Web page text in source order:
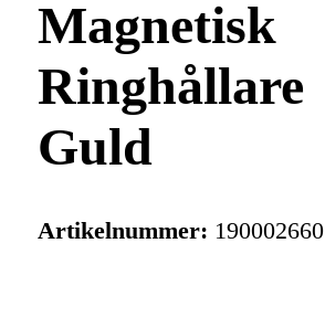
Magnetisk
Ringhållare
Guld
Artikelnummer: 190002660